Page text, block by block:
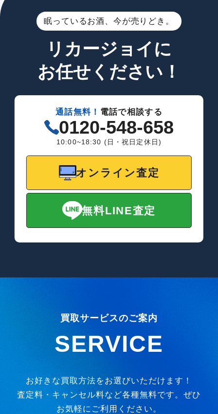
眠っているお酒、今が売りどき。
リカージョイに
お任せください！
通話無料！ 電話で相談する
0120-548-658
10:00~18:30 (日・祝日定休日)
オンライン査定
無料LINE査定
買取サービスのご案内
SERVICE
お好きな買取方法をお選びいただけます！
査定料・キャンセル料など各種無料です。ぜひ
お気軽にご利用ください。